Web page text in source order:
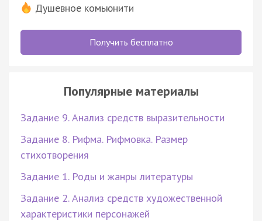
Душевное комьюнити
Получить бесплатно
Популярные материалы
Задание 9. Анализ средств выразительности
Задание 8. Рифма. Рифмовка. Размер
стихотворения
Задание 1. Роды и жанры литературы
Задание 2. Анализ средств художественной
характеристики персонажей